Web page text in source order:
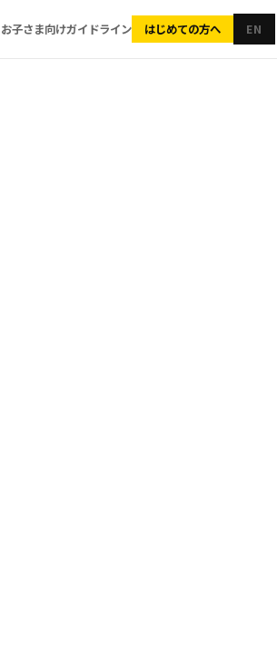
お子さま向けガイドライン はじめての方へ EN